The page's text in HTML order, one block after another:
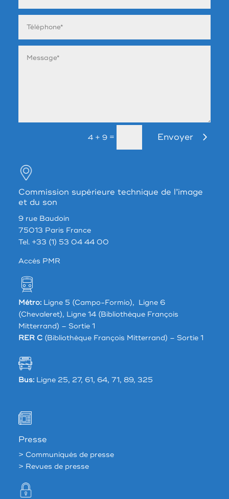
4 + 9 = Envoyer
Commission supérieure technique de l’image
et du son
9 rue Baudoin
75013 Paris France
Tel. +33 (1) 53 04 44 00
Accés PMR
Métro:Ligne 5 (Campo-Formio), Ligne 6
(Chevaleret), Ligne 14 (Bibliothèque François
Mitterrand) – Sortie 1
RER C(Bibliothèque François Mitterrand) – Sortie 1
Bus:Ligne 25, 27, 61, 64, 71, 89, 325
Presse
> Communiqués de presse
> Revues de presse